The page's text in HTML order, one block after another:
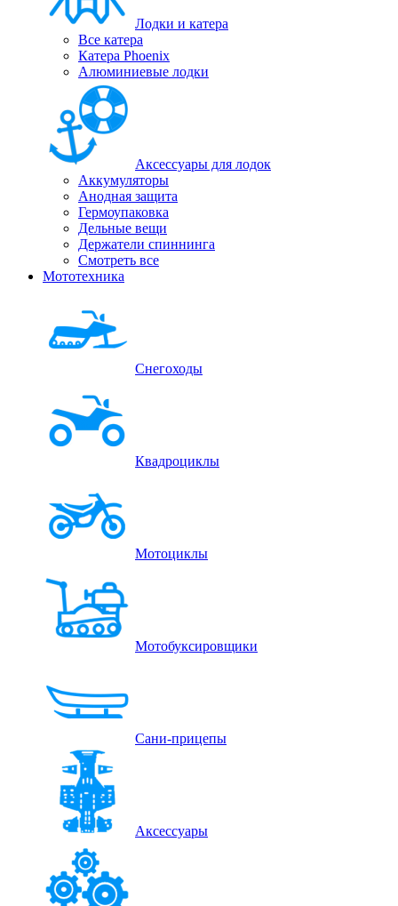
Лодки и катера
Все катера
Катера Phoenix
Алюминиевые лодки
Аксессуары для лодок
Аккумуляторы
Анодная защита
Гермоупаковка
Дельные вещи
Держатели спиннинга
Смотреть все
Мототехника
Снегоходы
Квадроциклы
Мотоциклы
Мотобуксировщики
Сани-прицепы
Аксессуары